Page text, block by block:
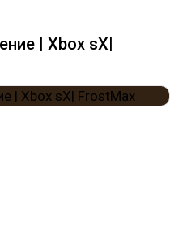
| Xbox sX|